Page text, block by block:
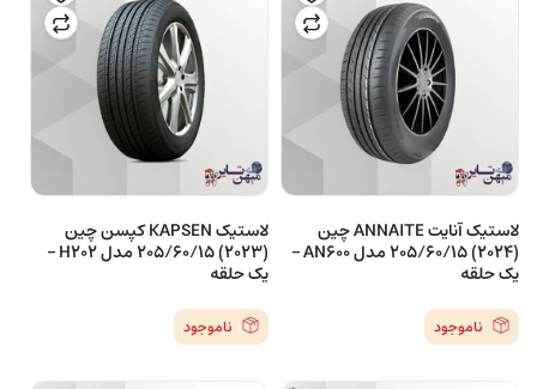
لاستیک آنایت ANNAITE چین
(2024) 205/60/15 مدل AN600 –
یک حلقه
ناموجود
لاستیک KAPSEN کپسن چین
(2023) 205/60/15 مدل H202 –
یک حلقه
ناموجود